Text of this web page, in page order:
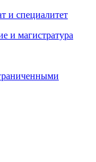
и специалитет
и магистратура